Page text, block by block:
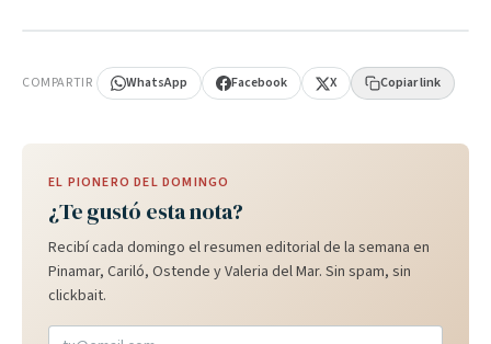
COMPARTIR WhatsApp Facebook X Copiar link
EL PIONERO DEL DOMINGO
¿Te gustó esta nota?
Recibí cada domingo el resumen editorial de la semana en
Pinamar, Cariló, Ostende y Valeria del Mar. Sin spam, sin
clickbait.